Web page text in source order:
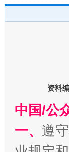
千
资料
中国/公
一、 遵